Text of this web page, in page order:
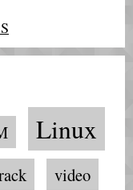
Linux
video